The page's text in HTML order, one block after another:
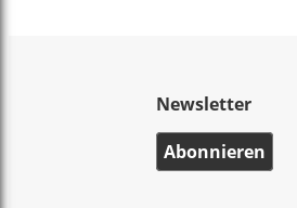
Newsletter
Abonnieren